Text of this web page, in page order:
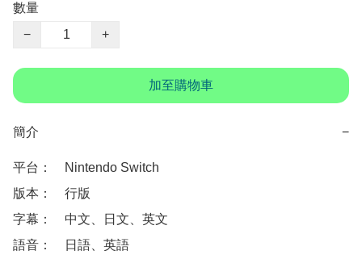
數量
−
+
加至購物車
簡介 −
平台：　Nintendo Switch
版本：　行版
字幕：　中文、日文、英文
語音：　日語、英語